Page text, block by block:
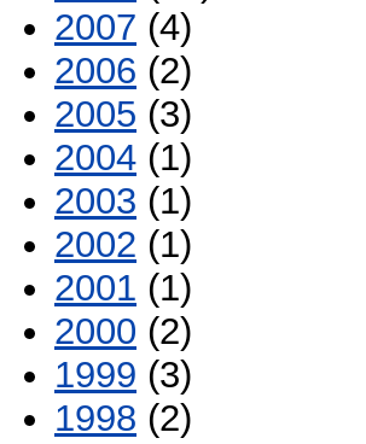
2007 (4)
2006 (2)
2005 (3)
2004 (1)
2003 (1)
2002 (1)
2001 (1)
2000 (2)
1999 (3)
1998 (2)